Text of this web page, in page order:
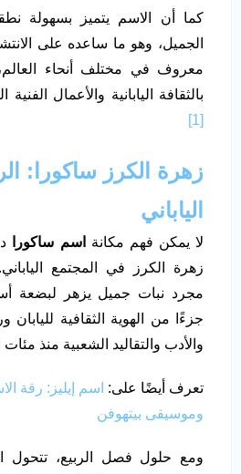
كما أن الاسم يتميز بسهولة
الجميل، وهو ما ساعده على
معروف في مختلف أنحاء
بالثقافة اليابانية والأعمال
زهرة الكرز ساكورا:
الياباني
لا يمكن فهم مكانة اسم ساكورا
زهرة الكرز في المجتمع
مجرد نبات جميل يزهر لبضعة
جزءًا من الهوية الثقافية
والأدب والتقاليد الشعبية منذ
تعرف أيضًا على: اسم إيليز: رقة
وموسيقى بيتهوفن
ومع حلول فصل الربيع، تتحول